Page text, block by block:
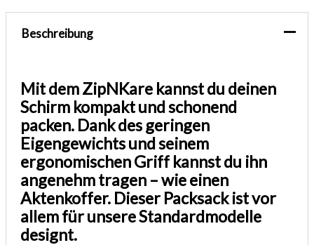
Beschreibung
Mit dem ZipNKare kannst du deinen
Schirm kompakt und schonend
packen. Dank des geringen
Eigengewichts und seinem
ergonomischen Griff kannst du ihn
angenehm tragen – wie einen
Aktenkoffer. Dieser Packsack ist vor
allem für unsere Standardmodelle
designt.